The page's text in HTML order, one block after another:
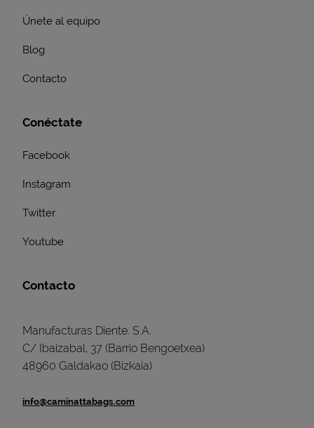
Únete al equipo
Blog
Contacto
Conéctate
Facebook
Instagram
Twitter
Youtube
Contacto
Manufacturas Diente. S.A.
C/ Ibaizabal, 37 (Barrio Bengoetxea)
48960 Galdakao (Bizkaia)
info@caminattabags.com